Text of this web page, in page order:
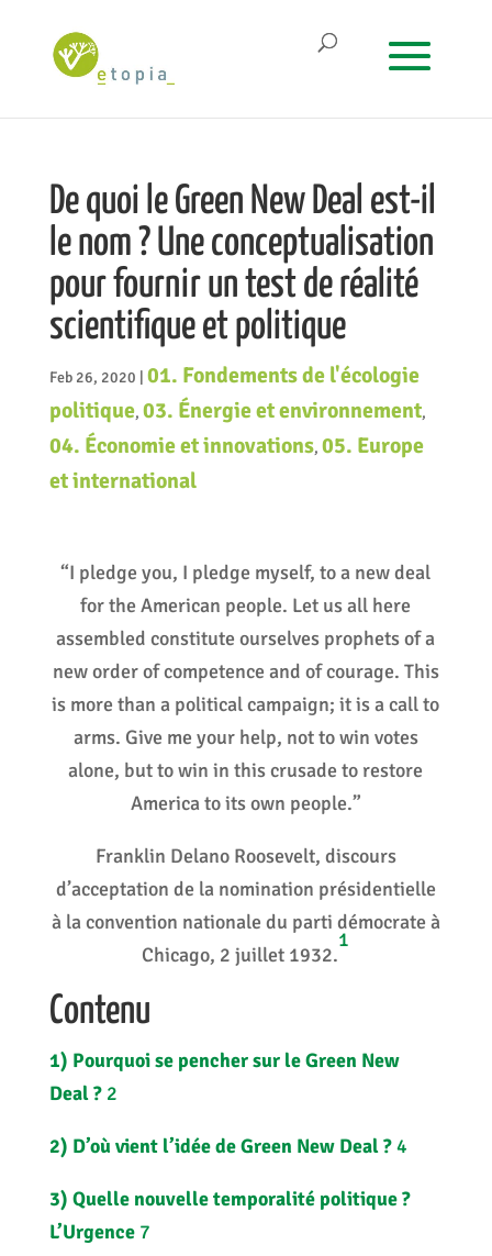
De quoi le Green New Deal est-il
le nom ? Une conceptualisation
pour fournir un test de réalité
scientifique et politique
Feb 26, 2020
01. Fondements de l'écologie
politique, 03. Énergie et environnement,
04. Économie et innovations, 05. Europe
et international
“I pledge you, I pledge myself, to a new deal
for the American people. Let us all here
assembled constitute ourselves prophets of a
new order of competence and of courage. This
is more than a political campaign; it is a call to
arms. Give me your help, not to win votes
alone, but to win in this crusade to restore
America to its own people.”
Franklin Delano Roosevelt, discours
d’acceptation de la nomination présidentielle
à la convention nationale du parti démocrate à
Chicago, 2 juillet 1932.
1
Contenu
1) Pourquoi se pencher sur le Green New
Deal ?2
2) D’où vient l’idée de Green New Deal ?4
3) Quelle nouvelle temporalité politique ?
L’Urgence7